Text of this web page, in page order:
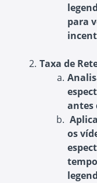
para
Taxa de
antes
os